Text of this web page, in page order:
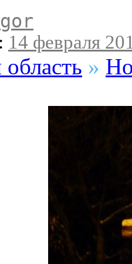
14 февраля
»